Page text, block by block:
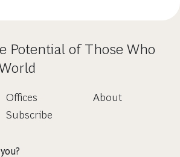
Potential of Those Who
Offices
Subscribe
About